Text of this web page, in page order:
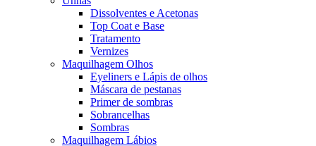
Dissolventes e Acetonas
Top Coat e Base
Tratamento
Vernizes
Maquilhagem Olhos
Eyeliners e Lápis de olhos
Máscara de pestanas
Primer de sombras
Sobrancelhas
Sombras
Maquilhagem Lábios